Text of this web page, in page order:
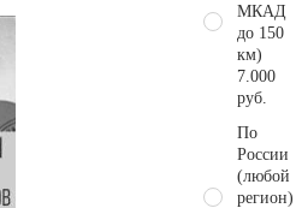
МКАД
до 150
км)
7.000
руб.
По
России
(любой
регион)